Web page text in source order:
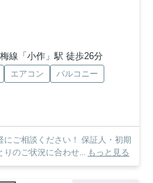
線「小作」駅 徒歩26分
エアコン
バルコニー
ださい！ 保証人・初期
りのご状況に合わせ... もっと見る